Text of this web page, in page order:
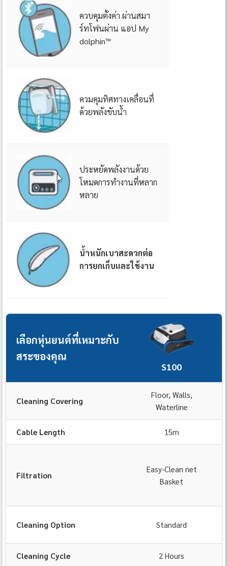
ควบคุมตั้งค่า ผ่านสมา
ร์ทโฟนผ่าน แอป My
dolphin™
ควมคุมทิศทางเคลื่อนที่
ด้วยพลังขับน้ำ
ประหยัดพลังงานด้วย
โหมดการทำงานที่หลาก
หลาย
น้ำหนักเบาสะดวกต่อ
การยกเก็บและใช้งาน
เลือกหุ่นยนต์ที่เหมาะกับ
สระของคุณ
S100
Cleaning Covering
Floor, Walls,
Waterline
Cable Length 15m
Filtration
Easy-Clean net
Basket
Cleaning Option Standard
Cleaning Cycle 2 Hours